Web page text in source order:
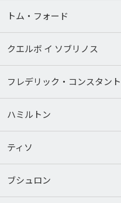
トム・フォード
クエルボ イ ソブリノス
フレデリック・コンスタント
ハミルトン
ティソ
ブシュロン